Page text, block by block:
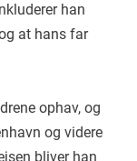
han
at hans far
ophav, og
og videre
bliver han